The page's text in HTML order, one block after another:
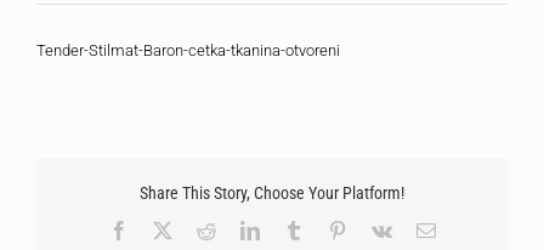
Tender-Stilmat-Baron-cetka-tkanina-otvoreni
Share This Story, Choose Your Platform!
Facebook
RedditLinkedInTumblr Pinterest
Vk Email